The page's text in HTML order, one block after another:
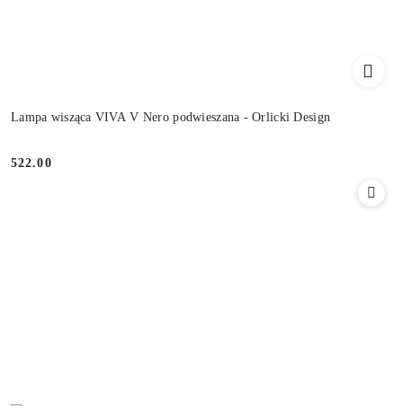
Lampa wisząca VIVA V Nero podwieszana - Orlicki Design
Cena:
522.00